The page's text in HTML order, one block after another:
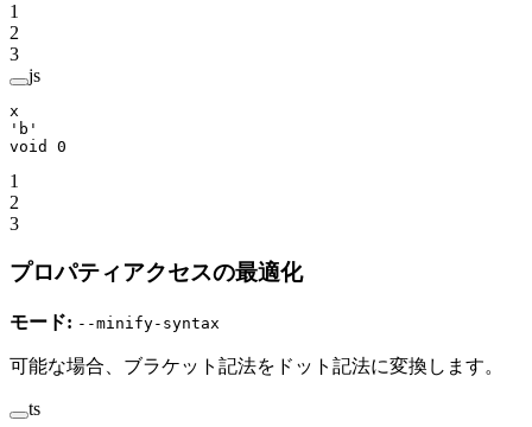
1
2
3
js
x
'b'
void
0
1
2
3
プロパティアクセスの最適化
モード: --minify-syntax
可能な場合、ブラケット記法をドット記法に変換します。
ts